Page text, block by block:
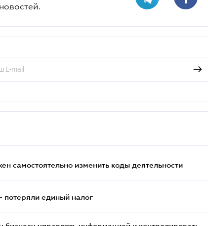
самостоятельно изменить коды деятельности
потеряли единый налог